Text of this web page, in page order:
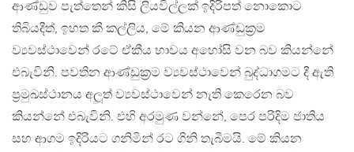
ආණ්ඩුව පැත්තෙන් කිසි ලියවිල්ලක් ඉදිරිපත් නොකොට
තිබියදීත්, ඉහත කී කල්ලිය, මේ කියන ආණ්ඩුක‍්‍රම
ව්‍යවස්ථාවෙන් රටේ ඒකීය භාවය අහෝසි වන බව කියන්නේ
එබැවිනි. පවතින ආණ්ඩුක‍්‍රම ව්‍යවස්ථාවෙන් බුද්ධාගමට දී ඇති
ප‍්‍රමුඛස්ථානය අලූත් ව්‍යවස්ථාවෙන් නැති කෙරෙන බව
කියන්නේ එබැවිනි. එහි අරමුණ වන්නේ, පෙර පරිදිම ජාතිය
සහ ආගම ඉදිරියට ගනිමින් රට ගිනි තැබීමයි. මේ කියන